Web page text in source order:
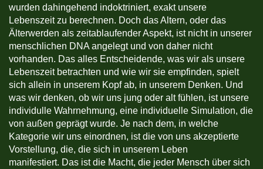
wurden dahingehend indoktriniert, exakt unsere
Lebenszeit zu berechnen. Doch das Altern, oder das
Älterwerden als zeitablaufender Aspekt, ist nicht in unserer
menschlichen DNA angelegt und von daher nicht
vorhanden. Das alles Entscheidende, was wir als unsere
Lebenszeit betrachten und wie wir sie empfinden, spielt
sich allein in unserem Kopf ab, in unserem Denken. Und
was wir denken, ob wir uns jung oder alt fühlen, ist unsere
individulle Wahrnehmung, eine individuelle Simulation, die
von außen geprägt wurde. Je nach dem, in welche
Kategorie wir uns einordnen, ist die von uns akzeptierte
Vorstellung, die, die sich in unserem Leben
manifestiert. Das ist die Macht, die jeder Mensch über sich